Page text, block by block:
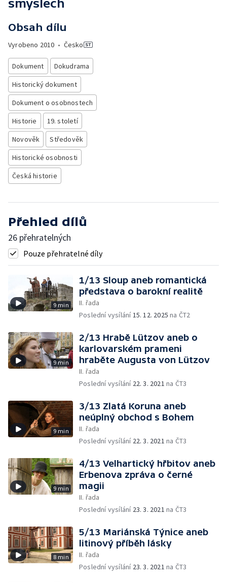
smyslech
Obsah dílu
Vyrobeno 2010 • Česko
Dokument
Dokudrama
Historický dokument
Dokument o osobnostech
Historie
19. století
Novověk
Středověk
Historické osobnosti
Česká historie
Přehled dílů
26 přehratelných
Pouze přehratelné díly
9 min
1/13 Sloup aneb romantická
představa o barokní realitě
II. řada
Poslední vysílání15. 12. 2025 na ČT2
9 min
2/13 Hrabě Lützov aneb o
karlovarském prameni
hraběte Augusta von Lützov
II. řada
Poslední vysílání 22. 3. 2021 na ČT3
9 min
3/13 Zlatá Koruna aneb
neúplný obchod s Bohem
II. řada
Poslední vysílání 22. 3. 2021 na ČT3
9 min
4/13 Velhartický hřbitov aneb
Erbenova zpráva o černé
magii
II. řada
Poslední vysílání 23. 3. 2021 na ČT3
8 min
5/13 Mariánská Týnice aneb
litinový příběh lásky
II. řada
Poslední vysílání 23. 3. 2021 na ČT3